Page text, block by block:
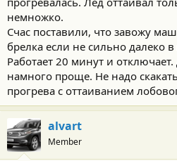
немножко.
Счас поставили, что завожу
брелка если не сильно далеко
Работает 20 минут и
намного проще. Не надо
прогрева с оттаиванием
alvart
Member